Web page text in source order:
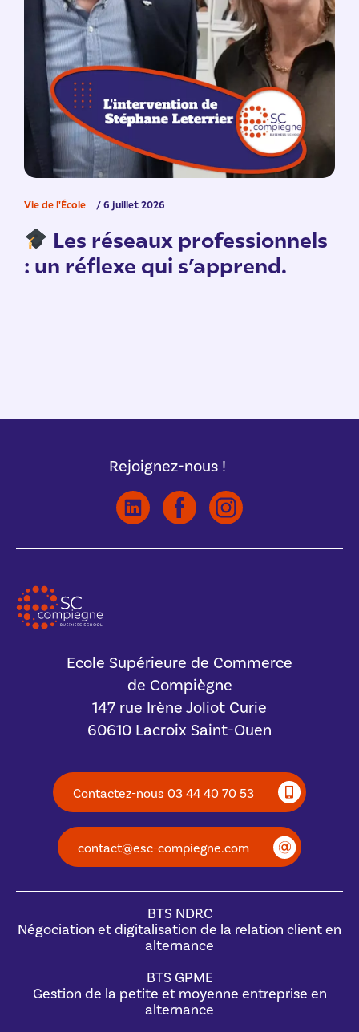
Vie de l'École / 6 juillet 2026
Les réseaux professionnels
: un réflexe qui s’apprend.
Rejoignez-nous !
Ecole Supérieure de Commerce
de Compiègne
147 rue Irène Joliot Curie
60610 Lacroix Saint-Ouen
Contactez-nous 03 44 40 70 53
contact@esc-compiegne.com
BTS NDRC
Négociation et digitalisation de la relation client en
alternance
BTS GPME
Gestion de la petite et moyenne entreprise en
alternance